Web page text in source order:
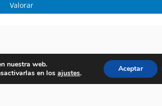
Valorar
nuestra web.
en losajustes. Aceptar